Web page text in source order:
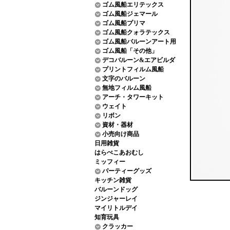
ゴム風船エリテックス
ゴム風船ジェマール
ゴム風船プリマ
ゴム風船クォラテックス
ゴム風船バルーンアート用
ゴム風船「その他」
デコバルーン&エアビルダ
プリントフィルム風船
文字のバルーン
無地フィルム風船
アーチ・タワーキット
ウェイト
リボン
資材・器材
小売向け商品
日用雑貨
はらぺこあおむし
ミッフィー
パーティーグッズ
キッチン雑貨
バルーンドッグ
ジンジャーレイ
マイリトルデイ
知育玩具
クラッカー